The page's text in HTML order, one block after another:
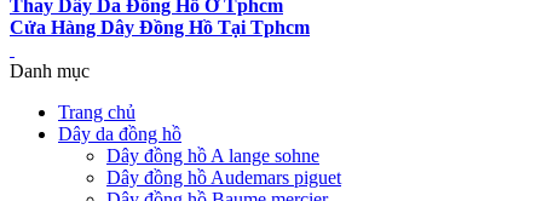
Thay Dây Da Đồng Hồ Ở Tphcm
Cửa Hàng Dây Đồng Hồ Tại Tphcm
Danh mục
Trang chủ
Dây da đồng hồ
Dây đồng hồ A lange sohne
Dây đồng hồ Audemars piguet